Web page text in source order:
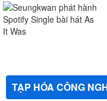
TẠP HÓA CÔNG